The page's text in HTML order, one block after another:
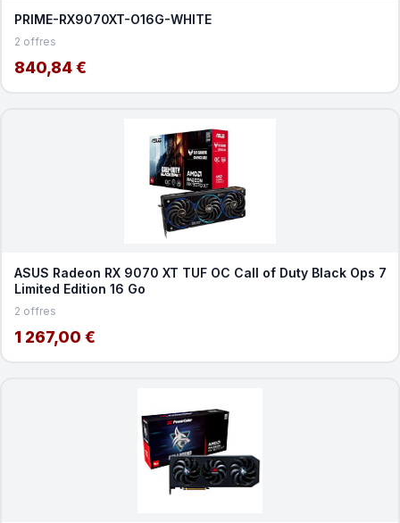
PRIME-RX9070XT-O16G-WHITE
2 offres
840,84 €
ASUS Radeon RX 9070 XT TUF OC Call of Duty Black Ops 7
Limited Edition 16 Go
2 offres
1 267,00 €